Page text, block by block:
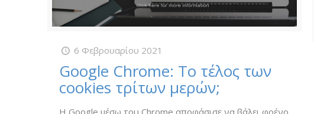
6 Φεβρουαρίου 2021
Google Chrome: Το τέλος των
cookies τρίτων μερών;
Η Google μέσω του Chrome αποφάσισε να βάλει φρένο